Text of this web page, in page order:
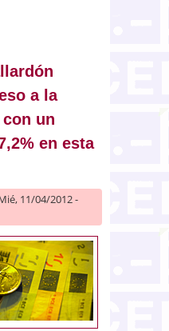
de deudas
a la
un
en esta
11/04/2012 -